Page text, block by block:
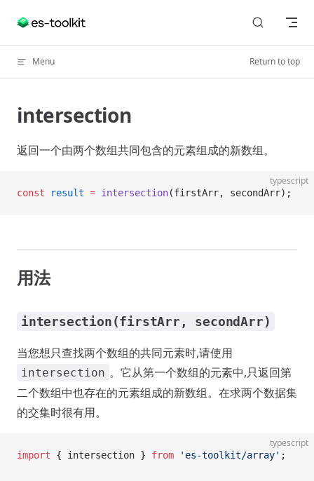
Skip to content
Menu Return to top
intersection
返回一个由两个数组共同包含的元素组成的新数组。
typescript
const result = intersection(firstArr, secondArr);
用法
intersection(firstArr, secondArr)
当您想只查找两个数组的共同元素时,请使用
intersection 。它从第一个数组的元素中,只返回第
二个数组中也存在的元素组成的新数组。在求两个数据集
的交集时很有用。
typescript
import { intersection } from 'es-toolkit/array' ;